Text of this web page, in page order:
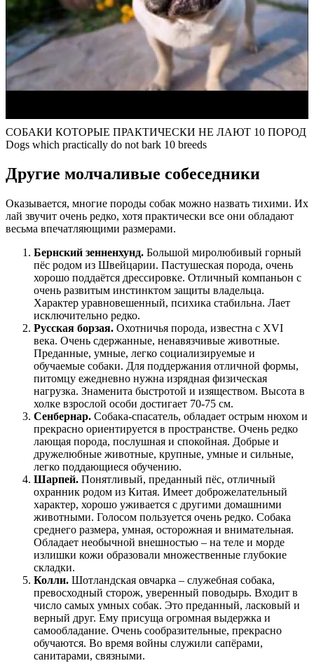
СОБАКИ КОТОРЫЕ ПРАКТИЧЕСКИ НЕ ЛАЮТ 10 ПОРОД
Dogs which practically do not bark 10 breeds
Другие молчаливые собеседники
Оказывается, многие породы собак можно назвать тихими. Их
лай звучит очень редко, хотя практически все они обладают
весьма впечатляющими размерами.
Бернский зенненхунд. Большой миролюбивый горный
пёс родом из Швейцарии. Пастушеская порода, очень
хорошо поддаётся дрессировке. Отличный компаньон с
очень развитым инстинктом защиты владельца.
Характер уравновешенный, психика стабильна. Лает
исключительно редко.
Русская борзая. Охотничья порода, известна с XVI
века. Очень сдержанные, ненавязчивые животные.
Преданные, умные, легко социализируемые и
обучаемые собаки. Для поддержания отличной формы,
питомцу ежедневно нужна изрядная физическая
нагрузка. Знаменита быстротой и изяществом. Высота в
холке взрослой особи достигает 70-75 см.
Сенбернар. Собака-спасатель, обладает острым нюхом и
прекрасно ориентируется в пространстве. Очень редко
лающая порода, послушная и спокойная. Добрые и
дружелюбные животные, крупные, умные и сильные,
легко поддающиеся обучению.
Шарпей. Понятливый, преданный пёс, отличный
охранник родом из Китая. Имеет доброжелательный
характер, хорошо уживается с другими домашними
животными. Голосом пользуется очень редко. Собака
среднего размера, умная, осторожная и внимательная.
Обладает необычной внешностью – на теле и морде
излишки кожи образовали множественные глубокие
складки.
Колли. Шотландская овчарка – служебная собака,
превосходный сторож, уверенный поводырь. Входит в
число самых умных собак. Это преданный, ласковый и
верный друг. Ему присуща огромная выдержка и
самообладание. Очень сообразительные, прекрасно
обучаются. Во время войны служили сапёрами,
санитарами, связными.